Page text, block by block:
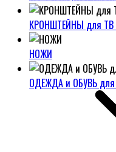
КРОНШТЕЙНЫ для ТВ
НОЖИ
ОДЕЖДА и ОБУВЬ